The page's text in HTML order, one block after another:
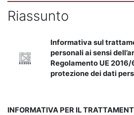
Riassunto
Informativa sul
personali ai sensi
Regolamento UE
protezione dei dati
INFORMATIVA PER IL